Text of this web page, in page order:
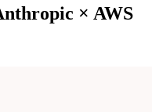
× AWS